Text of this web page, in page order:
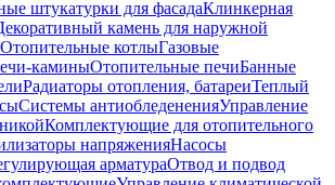
штукатурки для фасадаКлинкерная
камень для наружной
Отопительные котлыГазовые
каминыОтопительные печиБанные
Радиаторы отопления, батареиТеплый
Системы антиобледененияУправление
Комплектующие для отопительного
напряженияНасосы
арматураОтвод и подвод